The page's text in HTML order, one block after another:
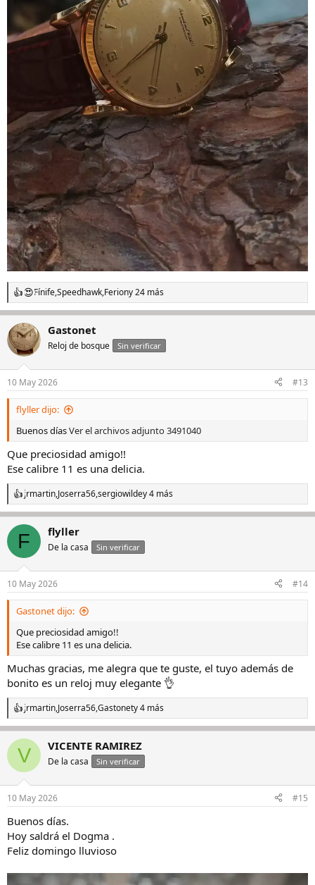
R
e
c
c
i
e
s
Fínife,Speedhawk,Feriony 24 más
Gastonet
Reloj de bosque Sin verificar
10 May 2026 #13
flyller dijo:
Buenos díasVer el archivos adjunto 3491040
Que preciosidad amigo!!
Ese calibre 11 es una delicia.
R
e
c
i
e
s
jrmartin,Joserra56,sergiowildey 4 más
F flyller
De la casa Sin verificar
10 May 2026 #14
Gastonet dijo:
Que preciosidad amigo!!
Ese calibre 11 es una delicia.
Muchas gracias, me alegra que te guste, el tuyo además de
bonito es un reloj muy elegante 👌
R
e
c
i
e
:
jrmartin,Joserra56,Gastonety 4 más
V VICENTE RAMIREZ
De la casa Sin verificar
10 May 2026 #15
Buenos días.
Hoy saldrá el Dogma .
Feliz domingo lluvioso